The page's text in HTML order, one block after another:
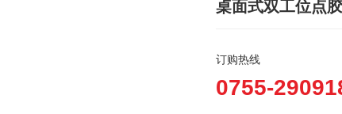
桌面式双工位点
订购热线
0755-